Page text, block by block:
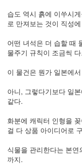
습도 역시 흙에 이쑤시
로 만져보는 것이 직성
어떤 녀석은 더 습할 때
물주기 규칙이 조금씩
이 물건은 뭔가 일본에
아니, 그렇다기보다 일
같다.
화분에 캐릭터 인형을
걸 다 상품 아이디어로
식물을 관리한다는 본
까지.